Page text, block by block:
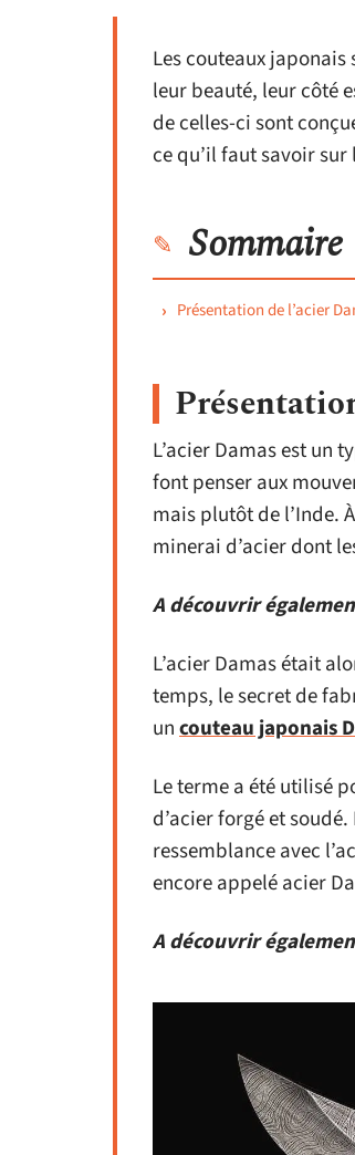
Les couteaux
leur beauté, leur côté
de celles-ci sont
ce qu’il faut savoir
Sommaire
Présentation de l’acier
L’acier Damas est un
font penser aux
mais plutôt de l’Inde.
minerai d’acier dont
A découvrir
L’acier Damas était
temps, le secret de
uncouteau japonais
Le terme a été utilisé
d’acier forgé et
ressemblance avec
encore appelé acier
A découvrir